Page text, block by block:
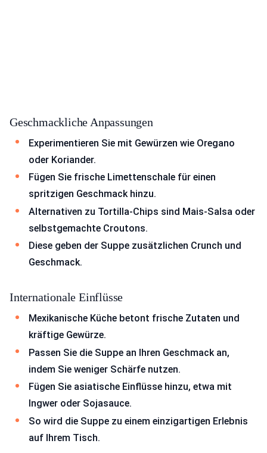
Geschmackliche Anpassungen
Experimentieren Sie mit Gewürzen wie Oregano
oder Koriander.
Fügen Sie frische Limettenschale für einen
spritzigen Geschmack hinzu.
Alternativen zu Tortilla-Chips sind Mais-Salsa oder
selbstgemachte Croutons.
Diese geben der Suppe zusätzlichen Crunch und
Geschmack.
Internationale Einflüsse
Mexikanische Küche betont frische Zutaten und
kräftige Gewürze.
Passen Sie die Suppe an Ihren Geschmack an,
indem Sie weniger Schärfe nutzen.
Fügen Sie asiatische Einflüsse hinzu, etwa mit
Ingwer oder Sojasauce.
So wird die Suppe zu einem einzigartigen Erlebnis
auf Ihrem Tisch.